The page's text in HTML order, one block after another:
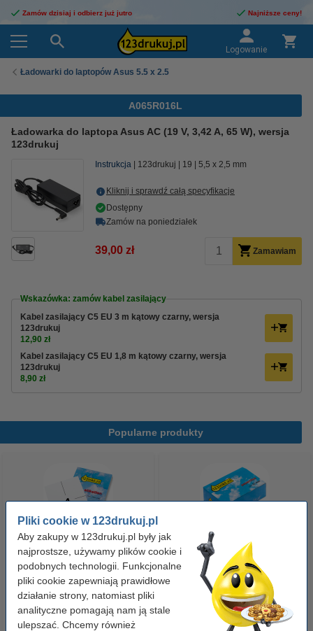
Pliki cookie w 123drukuj.pl
Aby zakupy w 123drukuj.pl były jak
najprostsze, używamy plików cookie i
podobnych technologii. Funkcjonalne
pliki cookie zapewniają prawidłowe
działanie strony, natomiast pliki
analityczne pomagają nam ją stale
ulepszać. Chcemy również
Zamów dzisiaj i odbierz już jutro Najniższe ceny!
Logowanie
Ładowarki do laptopów Asus 5.5 x 2.5
A065R016L
Ładowarka do laptopa Asus AC (19 V, 3,42 A, 65 W), wersja
123drukuj
Instrukcja 123drukuj 19 5,5 x 2,5 mm
Kliknij i sprawdź całą specyfikacje
Dostępny
Zamów na poniedziałek
39,00 zł Zamawiam
Wskazówka: zamów kabel zasilający
Kabel zasilający C5 EU 3 m kątowy czarny, wersja
123drukuj
12,90 zł
Kabel zasilający C5 EU 1,8 m kątowy czarny, wersja
123drukuj
8,90 zł
Popularne produkty
Etykiety wysyłkowe A6 (105 x
148 mm), 100 etykiet, 123drukuj
14,90 zł z VAT
Spinacze biurowe 33 mm
okrągłe (100 sztuk), 123drukuj
2,90 zł z VAT